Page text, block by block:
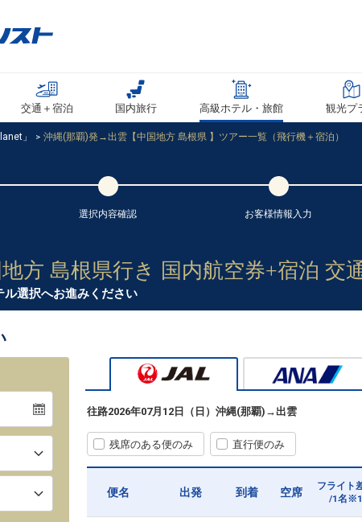
交通＋宿泊 国内旅行 高級ホテル・旅館 観光プ
」 沖縄(那覇)発→出雲【中国地方 島根県 】ツアー一覧（飛行機＋宿泊）
選択内容確認 お客様情報 入力
方 島根県行き 国内航空券+宿泊 交
選択へお進みください
往路2026年07月12日（日） 沖縄(那覇) →出雲
残席のある便のみ 直行便のみ
便名 出発 到着 空席
フライト
/1名※1